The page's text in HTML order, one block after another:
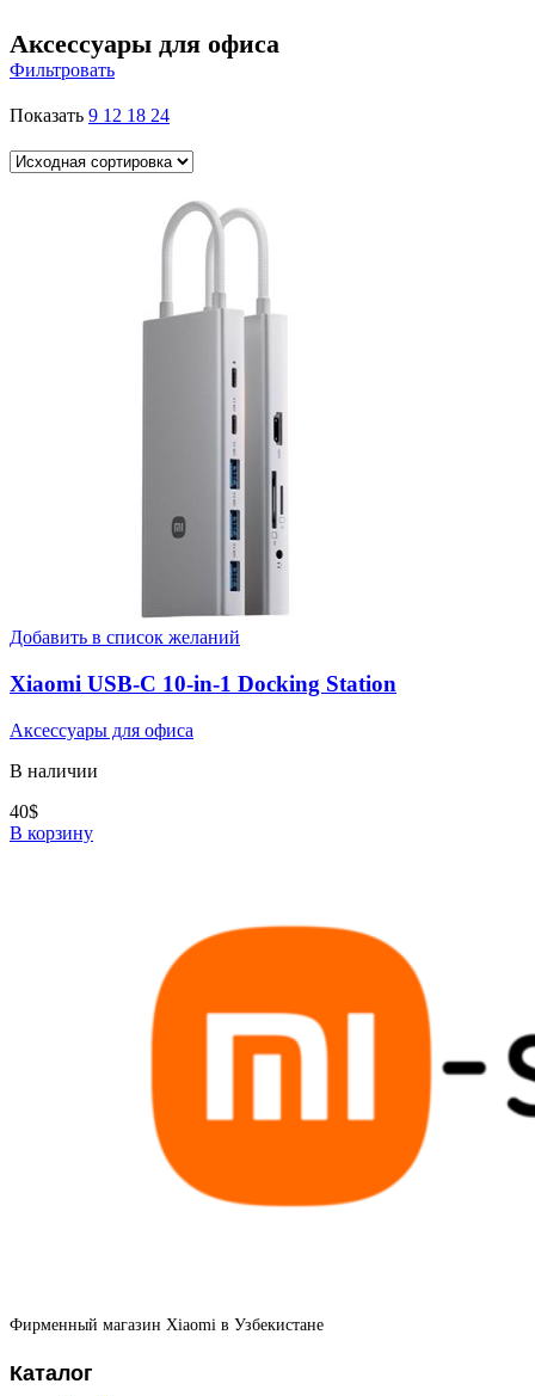
Аксессуары для офиса
Фильтровать
Показать 9 12 18 24
Добавить в список желаний
Xiaomi USB-C 10-in-1 Docking Station
Аксессуары для офиса
В наличии
40$
В корзину
Фирменный магазин Xiaomi в Узбекистане
Каталог